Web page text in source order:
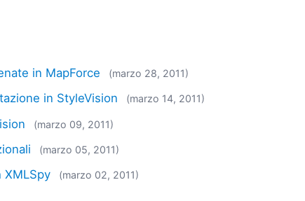
in MapForce (marzo 28, 2011)
in StyleVision (marzo 14, 2011)
(marzo 09, 2011)
(marzo 05, 2011)
(marzo 02, 2011)